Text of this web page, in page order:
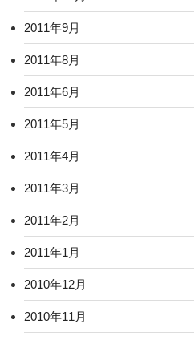
2011年9月
2011年8月
2011年6月
2011年5月
2011年4月
2011年3月
2011年2月
2011年1月
2010年12月
2010年11月